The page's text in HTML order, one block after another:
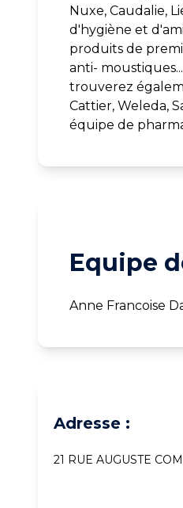
Nuxe, Caudalie,
d'hygiène et
produits de
anti-
trouverez
Cattier, Weleda,
équipe de
Equipe
Anne Francoise
Adresse :
21 RUE AUGUSTE